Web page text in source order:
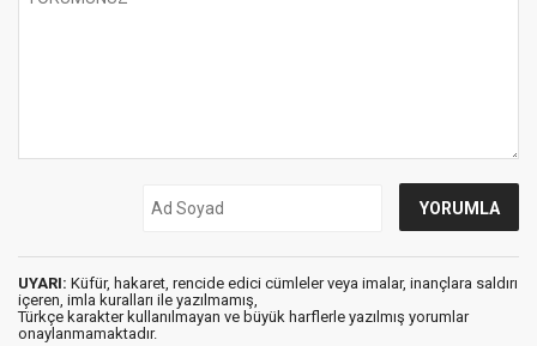
UYARI: Küfür, hakaret, rencide edici cümleler veya imalar, inançlara saldırı
içeren, imla kuralları ile yazılmamış,
Türkçe karakter kullanılmayan ve büyük harflerle yazılmış yorumlar
onaylanmamaktadır.